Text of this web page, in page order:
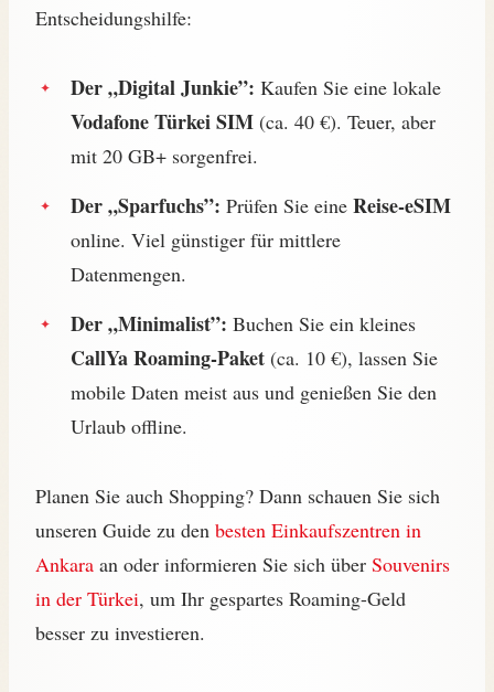
Entscheidungshilfe:
Der „Digital Junkie”: Kaufen Sie eine lokale
Vodafone Türkei SIM (ca. 40 €). Teuer, aber
mit 20 GB+ sorgenfrei.
Der „Sparfuchs”: Prüfen Sie eine Reise-eSIM
online. Viel günstiger für mittlere
Datenmengen.
Der „Minimalist”: Buchen Sie ein kleines
CallYa Roaming-Paket (ca. 10 €), lassen Sie
mobile Daten meist aus und genießen Sie den
Urlaub offline.
Planen Sie auch Shopping? Dann schauen Sie sich
unseren Guide zu den besten Einkaufszentren in
Ankara an oder informieren Sie sich über Souvenirs
in der Türkei, um Ihr gespartes Roaming-Geld
besser zu investieren.